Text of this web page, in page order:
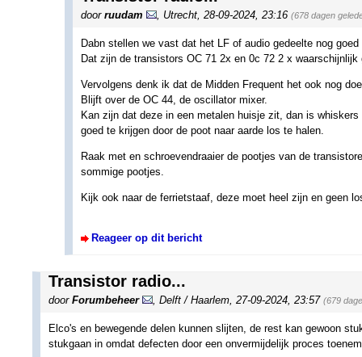
door ruudam Utrecht 28-09-2024, 23:16 (678 dagen
Dabn stellen we vast dat het LF of audio gedeelte nog goed
Dat zijn de transistors OC 71 2x en 0c 72 2 x waarschijnlijk
Vervolgens denk ik dat de Midden Frequent het ook nog
Blijft over de OC 44, de oscillator mixer.
Kan zijn dat deze in een metalen huisje zit, dan is
goed te krijgen door de poot naar aarde los te halen.
Raak met en schroevendraaier de pootjes van de
sommige pootjes.
Kijk ook naar de ferrietstaaf, deze moet heel zijn en geen
Reageer op dit bericht
Transistor radio...
door Forumbeheer , Delft / Haarlem, 27-09-2024, 23:57 (679
Elco's en bewegende delen kunnen slijten, de rest kan gewoon
stukgaan in omdat defecten door een onvermijdelijk proces